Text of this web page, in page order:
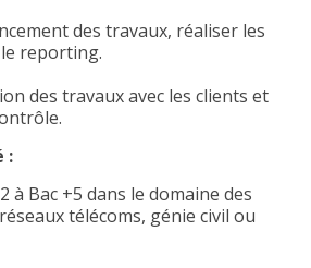
des travaux, réaliser les
reporting.
des travaux avec les clients et
:
à Bac +5 dans le domaine des
télécoms, génie civil ou